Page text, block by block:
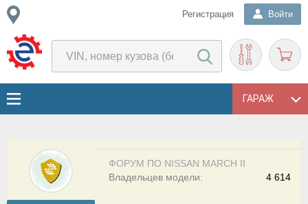
Регистрация Войти
ГАРАЖ
ФОРУМ ПО NISSAN MARCH II
4 614
Владельцев модели: